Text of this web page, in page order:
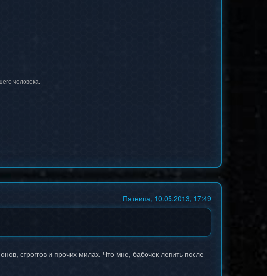
человека.
Пятница, 10.05.2013, 17:49
строггов и прочих милах. Что мне, бабочек лепить после